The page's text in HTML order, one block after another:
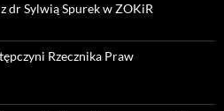
dr Sylwią Spurek w ZOKiR
Rzecznika Praw